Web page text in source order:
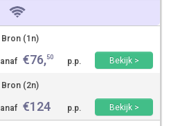
(1n)
€76,50 p.p.
Bekijk >
(2n)
€124 p.p. Bekijk >